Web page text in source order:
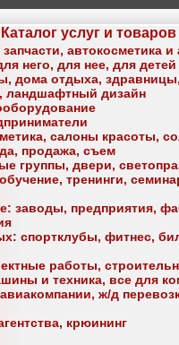
Каталог услуг и товаров
автокосметика и
него, для нее, для детей
дома отдыха,
ландшафтный дизайн
салоны красоты,
продажа, съем
группы, двери,
тренинги,
заводы, предприятия,
спортклубы, фитнес,
работы,
и техника, все для
ж/д
крюининг